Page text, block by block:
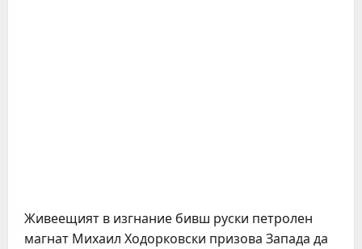
Живеещият в изгнание бивш руски петролен
магнат Михаил Ходорковски призова Запада да